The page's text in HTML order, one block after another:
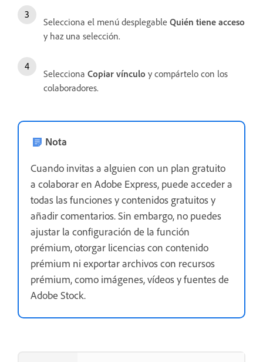
Selecciona el menú desplegable Quién tiene acceso
y haz una selección.
Selecciona Copiar vínculo y compártelo con los
colaboradores.
Nota
Cuando invitas a alguien con un plan gratuito
a colaborar en Adobe Express, puede acceder a
todas las funciones y contenidos gratuitos y
añadir comentarios. Sin embargo, no puedes
ajustar la configuración de la función
prémium, otorgar licencias con contenido
prémium ni exportar archivos con recursos
prémium, como imágenes, vídeos y fuentes de
Adobe Stock.